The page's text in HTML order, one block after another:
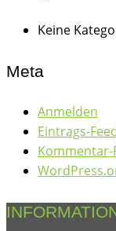
Keine
Meta
Anmelden
Eintrags-
Kommentar-